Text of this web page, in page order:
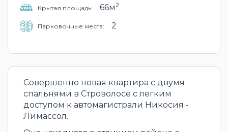
Крытая площадь: 66м2
Парковочные места: 2
Совершенно новая квартира с двумя
спальнями в Строволосе с легким
доступом к автомагистрали Никосия -
Лимассол.